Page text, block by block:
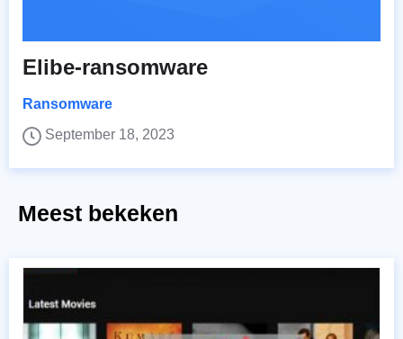
Elibe-ransomware
Ransomware
September 18, 2023
Meest bekeken